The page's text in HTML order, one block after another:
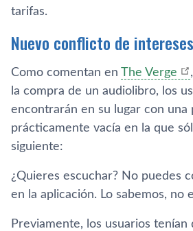
tarifas.
Nuevo conflicto de intereses
Como comentan en The Verge
la compra de un audiolibro, los
encontrarán en su lugar con una
prácticamente vacía en la que
siguiente:
¿Quieres escuchar? No puedes
en la aplicación. Lo sabemos, no
Previamente, los usuarios